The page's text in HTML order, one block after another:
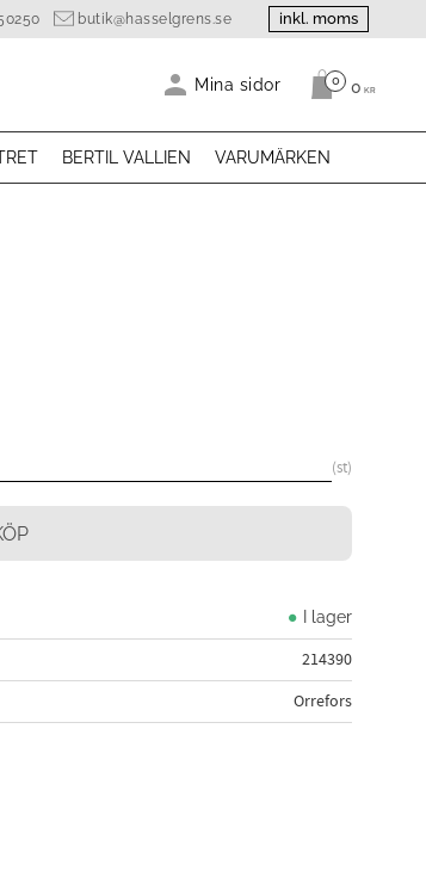
butik@hasselgrens.se inkl. moms
Mina sidor Antal
0 0 KR
BERTIL VALLIEN VARUMÄRKEN
st
I lager
214390
Orrefors